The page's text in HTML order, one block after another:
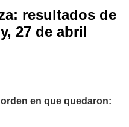
resultados de
27 de abril
en que quedaron: